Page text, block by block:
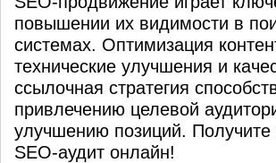
повышении их видимости в
системах. Оптимизация
технические улучшения и
ссылочная стратегия
привлечению целевой
улучшению позиций. Получите
SEO-аудит онлайн!